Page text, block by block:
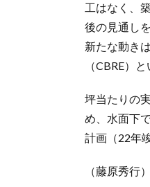
工はなく、
後の見通し
新たな動き
（CBRE）と
坪当たりの
め、水面下
計画（22年
（藤原秀行）